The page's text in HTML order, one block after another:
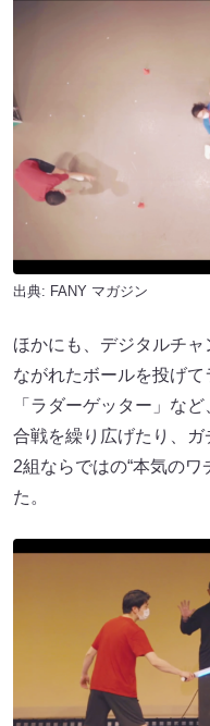
出典: FANY マガジン
ほかにも、デジタルチ
ながれたボールを投げ
「ラダーゲッター」な
合戦を繰り広げたり、
2組ならではの“本気のワ
た。